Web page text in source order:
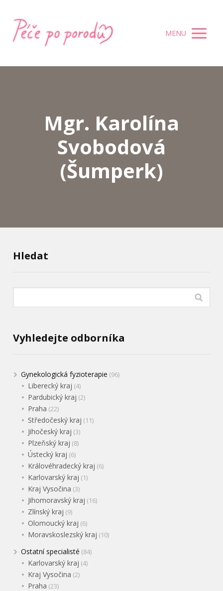
MENU
Mgr. Karolína
Svobodová
(Šumperk)
Hledat
Vyhledejte odborníka
Gynekologická fyzioterapie (96)
Liberecký kraj (4)
Pardubický kraj (2)
Praha (22)
Středočeský kraj (11)
Jihočeský kraj (3)
Plzeňský kraj (8)
Ústecký kraj (6)
Královéhradecký kraj (6)
Karlovarský kraj (1)
Kraj Vysočina (3)
Jihomoravský kraj (16)
Zlínský kraj (9)
Olomoucký kraj (6)
Moravskoslezský kraj (10)
Ostatní specialisté (84)
Karlovarský kraj (4)
Kraj Vysočina (2)
Praha (23)